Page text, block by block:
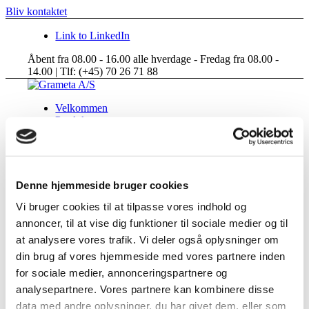
Denne hjemmeside bruger cookies
Vi bruger cookies til at tilpasse vores indhold og
annoncer, til at vise dig funktioner til sociale medier og til
at analysere vores trafik. Vi deler også oplysninger om
din brug af vores hjemmeside med vores partnere inden
for sociale medier, annonceringspartnere og
analysepartnere. Vores partnere kan kombinere disse
data med andre oplysninger, du har givet dem, eller som
Bliv kontaktet
Link to LinkedIn
Åbent fra 08.00 - 16.00 alle hverdage - Fredag fra 08.00 -
14.00 | Tlf: (+45) 70 26 71 88
Velkommen
Produkter
Ventilatorer & Varmeblæsere
Røgrør
Stålskorsten
Generator aftræk
Kuglehaner & Ventiler
Messing / Rustfrie Kuglehaner
Plastik Kuglehaner
Fittings
Teknisk Info
Om Grameta
Medarbejdere
Om Grameta A/S